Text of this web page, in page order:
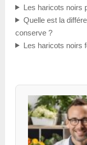
Les haricots noirs
Quelle est la
conserve ?
Les haricots noirs